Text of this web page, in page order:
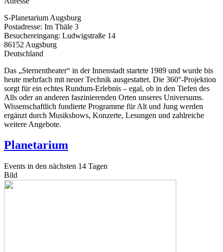
S-Planetarium Augsburg
Postadresse: Im Thäle 3
Besuchereingang: Ludwigstraße 14
86152 Augsburg
Deutschland
Das „Sternentheater“ in der Innenstadt startete 1989 und wurde bis
heute mehrfach mit neuer Technik ausgestattet. Die 360°-Projektion
sorgt für ein echtes Rundum-Erlebnis – egal, ob in den Tiefen des
Alls oder an anderen faszinierenden Orten unseres Universums.
Wissenschaftlich fundierte Programme für Alt und Jung werden
ergänzt durch Musikshows, Konzerte, Lesungen und zahlreiche
weitere Angebote.
Planetarium
Events in den nächsten 14 Tagen
Bild